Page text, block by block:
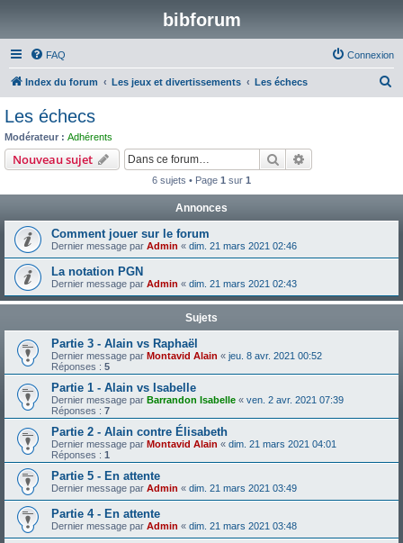
bibforum
FAQ Connexion
Index du forum Les jeux et divertissements Les échecs
Les échecs
Modérateur : Adhérents
Nouveau sujet Rechercher
6 sujets • Page 1 sur 1
Annonces
Comment jouer sur le forum
Dernier message par Admin « dim. 21 mars 2021 02:46
La notation PGN
Dernier message par Admin « dim. 21 mars 2021 02:43
Sujets
Partie 3 - Alain vs Raphaël
Dernier message par Montavid Alain « jeu. 8 avr. 2021 00:52
Réponses : 5
Partie 1 - Alain vs Isabelle
Dernier message par Barrandon Isabelle « ven. 2 avr. 2021 07:39
Réponses : 7
Partie 2 - Alain contre Élisabeth
Dernier message par Montavid Alain « dim. 21 mars 2021 04:01
Réponses : 1
Partie 5 - En attente
Dernier message par Admin « dim. 21 mars 2021 03:49
Partie 4 - En attente
Dernier message par Admin « dim. 21 mars 2021 03:48